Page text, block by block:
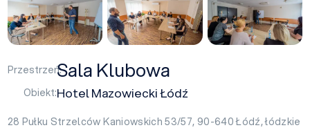
Przestrzeń:Sala Klubowa
Obiekt:Hotel Mazowiecki Łódź
28 Pułku Strzelców Kaniowskich 53/57, 90-640Łódź,łódzkie